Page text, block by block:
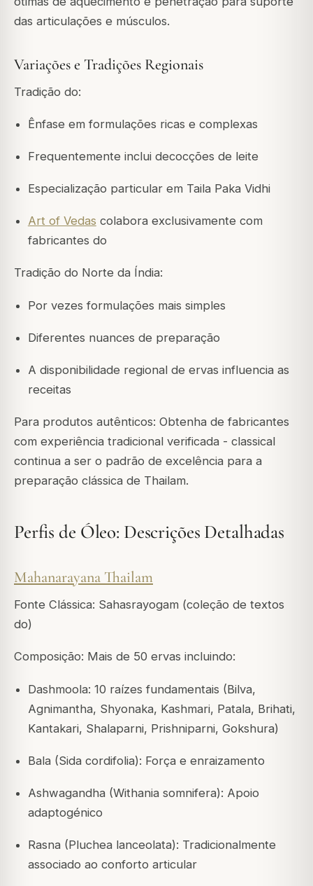
das articulações e músculos.
Variações e Tradições Regionais
Tradição do:
Ênfase em formulações ricas e complexas
Frequentemente inclui decocções de leite
Especialização particular em Taila Paka Vidhi
Art of Vedas colabora exclusivamente com
fabricantes do
Tradição do Norte da Índia:
Por vezes formulações mais simples
Diferentes nuances de preparação
A disponibilidade regional de ervas influencia as
receitas
Para produtos autênticos: Obtenha de fabricantes
com experiência tradicional verificada - classical
continua a ser o padrão de excelência para a
preparação clássica de Thailam.
Perfis de Óleo: Descrições Detalhadas
Mahanarayana Thailam
Fonte Clássica: Sahasrayogam (coleção de textos
do)
Composição: Mais de 50 ervas incluindo:
Dashmoola: 10 raízes fundamentais (Bilva,
Agnimantha, Shyonaka, Kashmari, Patala, Brihati,
Kantakari, Shalaparni, Prishniparni, Gokshura)
Bala (Sida cordifolia): Força e enraizamento
Ashwagandha (Withania somnifera): Apoio
adaptogénico
Rasna (Pluchea lanceolata): Tradicionalmente
associado ao conforto articular